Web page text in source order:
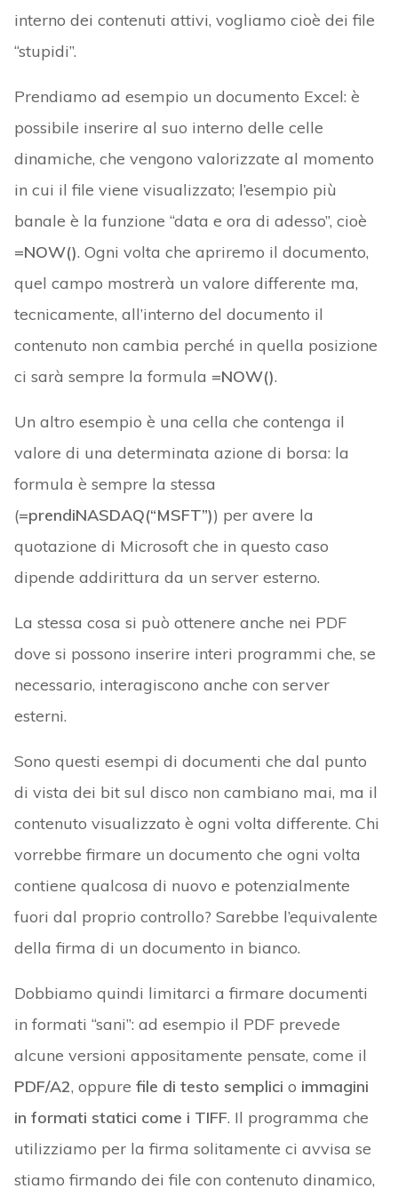
interno dei contenuti attivi, vogliamo cioè dei file
“stupidi”.
Prendiamo ad esempio un documento Excel: è
possibile inserire al suo interno delle celle
dinamiche, che vengono valorizzate al momento
in cui il file viene visualizzato; l’esempio più
banale è la funzione “data e ora di adesso”, cioè
=NOW(). Ogni volta che apriremo il documento,
quel campo mostrerà un valore differente ma,
tecnicamente, all’interno del documento il
contenuto non cambia perché in quella posizione
ci sarà sempre la formula =NOW().
Un altro esempio è una cella che contenga il
valore di una determinata azione di borsa: la
formula è sempre la stessa
(=prendiNASDAQ(“MSFT”)) per avere la
quotazione di Microsoft che in questo caso
dipende addirittura da un server esterno.
La stessa cosa si può ottenere anche nei PDF
dove si possono inserire interi programmi che, se
necessario, interagiscono anche con server
esterni.
Sono questi esempi di documenti che dal punto
di vista dei bit sul disco non cambiano mai, ma il
contenuto visualizzato è ogni volta differente. Chi
vorrebbe firmare un documento che ogni volta
contiene qualcosa di nuovo e potenzialmente
fuori dal proprio controllo? Sarebbe l’equivalente
della firma di un documento in bianco.
Dobbiamo quindi limitarci a firmare documenti
in formati “sani”: ad esempio il PDF prevede
alcune versioni appositamente pensate, come il
PDF/A2, oppure file di testo semplici o immagini
in formati statici come i TIFF. Il programma che
utilizziamo per la firma solitamente ci avvisa se
stiamo firmando dei file con contenuto dinamico,